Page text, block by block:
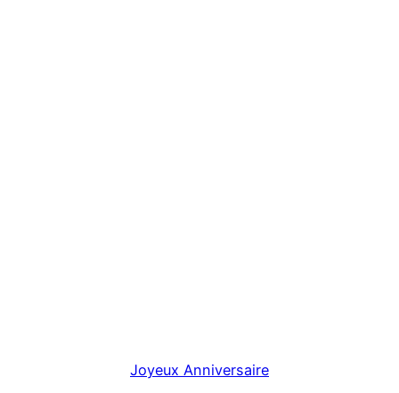
Joyeux Anniversaire